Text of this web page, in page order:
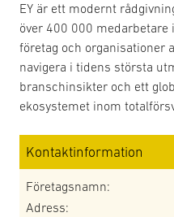
EY är ett modernt
över 400 000
företag och organisationer
navigera i tidens största
branschinsikter och ett
ekosystemet inom
Kontaktinformation
Företagsnamn:
Adress: